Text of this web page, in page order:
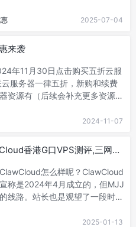
2025-07-04
来袭
年11月30日点击购买五折云服
服务器一律五折，新购和续费
资源有（后续会补充更多资源满
2024-11-07
香港G口VPS测评,三网去
怎么样呢？ClawCloud
称是2024年4月成立的，但MJJ
线路。站长也是观望了一段时间
2025-01-13